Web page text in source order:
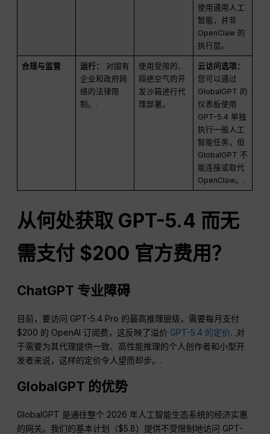
使用通用人工
智能，并非
OpenClaw 的
执行层。.
合规与监管 运行：
对国有
企业和政府网
络的法律限
制。.
使用受限的、
隔绝空气的开
发沙箱进行代
理部署。.
云访问选项：
您可以通过
GlobalGPT 的
仪表板使用
GPT-5.4 单独
执行一般人工
智能任务，但
GlobalGPT 不
能连接或取代
OpenClaw。.
从何处获取 GPT-5.4 而无
需支付 $200 官方费用？
ChatGPT 专业障碍
目前，要访问 GPT-5.4 Pro 的最高推理层级，需要每月支付
$200 的 OpenAI 订阅费，这反映了溢价 GPT-5.4 的定价. .对
于需要为其代理提供一致、高性能推理的个人创作者和小型开
发者来说，这样的定价令人望而却步。.
GlobalGPT 的优势
GlobalGPT 是通往整个 2026 年人工智能生态系统的经济实惠
的网关。我们的基本计划（$5.8）提供不受限制地访问 GPT-